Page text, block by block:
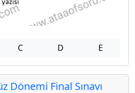
C D E
Dönemi Final Sınavı